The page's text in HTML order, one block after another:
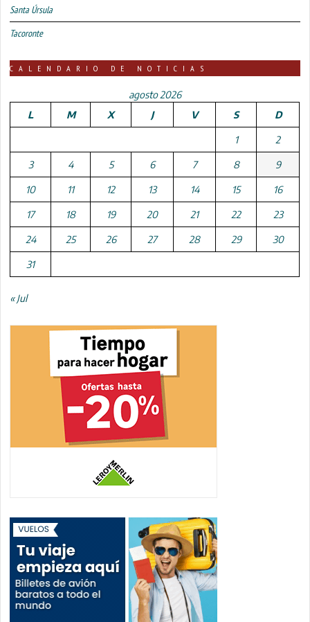
Santa Úrsula
Tacoronte
CALENDARIO DE NOTICIAS
agosto 2026
L
M X J V S D
1 2
3 4 5 6 7 8 9
10 11 12 13 14 15 16
17 18 19 20 21 22 23
24 25 26 27 28 29 30
31
« Jul